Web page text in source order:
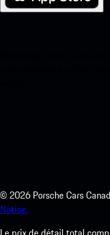
© 2026 Porsche Cars
Notice.